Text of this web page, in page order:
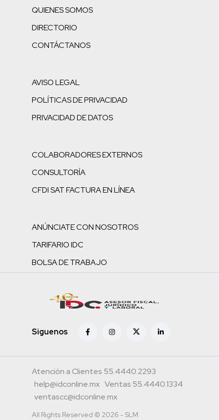
QUIENES SOMOS
DIRECTORIO
CONTÁCTANOS
AVISO LEGAL
POLÍTICAS DE PRIVACIDAD
PRIVACIDAD DE DATOS
COLABORADORES EXTERNOS
CONSULTORÍA
CFDI SAT FACTURA EN LÍNEA
ANÚNCIATE CON NOSOTROS
TARIFARIO IDC
BOLSA DE TRABAJO
Siguenos
Atención a Clientes 55.4440.2293
help@idconline.mx Ventas 55.4440.1334
ventascc@idconline.mx
All Rights Reserved © 2026 - SLM